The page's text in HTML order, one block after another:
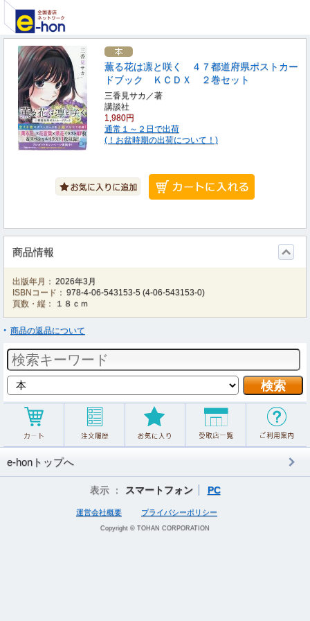
薫る花は凛と咲く ４７都道府県ポストカー
ドブック ＫＣＤＸ ２巻セット
三香見サカ／著
講談社
1,980円
通常１～２日で出荷
(！お盆時期の出荷について！)
商品情報
出版年月： 2026年3月
ISBNコード： 978-4-06-543153-5 (4-06-543153-0)
頁数・縦：
１８ｃｍ
商品の返品について
e-honトップへ
表示 ： スマートフォン PC
運営会社概要 プライバシーポリシー
Copyright © TOHAN CORPORATION